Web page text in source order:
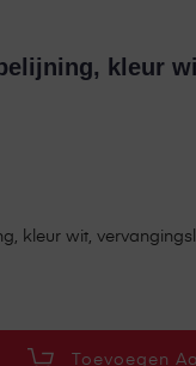
kleur
kleur wit,
Toevoegen